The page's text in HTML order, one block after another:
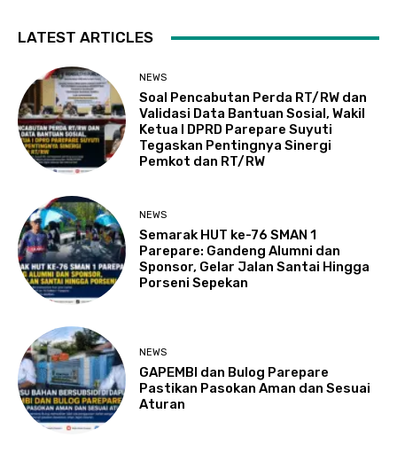
LATEST ARTICLES
NEWS
Soal Pencabutan Perda RT/RW dan
Validasi Data Bantuan Sosial, Wakil
Ketua I DPRD Parepare Suyuti
Tegaskan Pentingnya Sinergi
Pemkot dan RT/RW
NEWS
Semarak HUT ke-76 SMAN 1
Parepare: Gandeng Alumni dan
Sponsor, Gelar Jalan Santai Hingga
Porseni Sepekan
NEWS
GAPEMBI dan Bulog Parepare
Pastikan Pasokan Aman dan Sesuai
Aturan